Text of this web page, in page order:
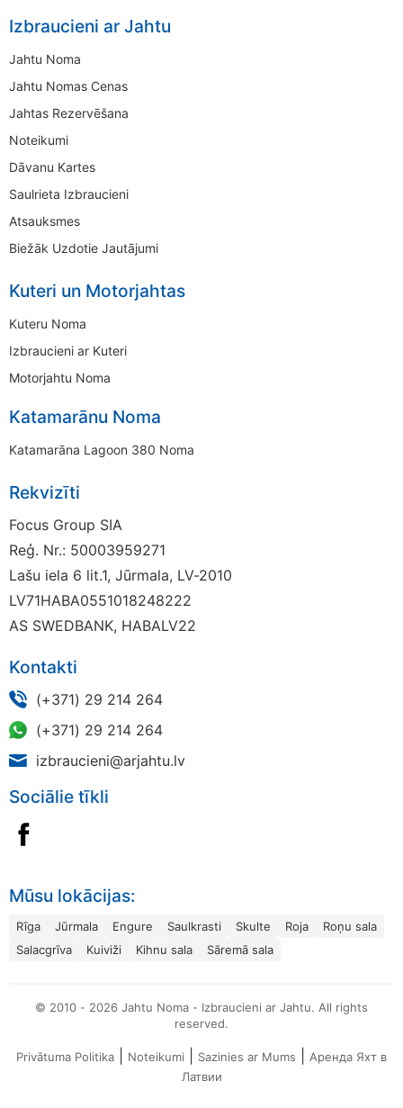
Izbraucieni ar Jahtu
Jahtu Noma
Jahtu Nomas Cenas
Jahtas Rezervēšana
Noteikumi
Dāvanu Kartes
Saulrieta Izbraucieni
Atsauksmes
Biežāk Uzdotie Jautājumi
Kuteri un Motorjahtas
Kuteru Noma
Izbraucieni ar Kuteri
Motorjahtu Noma
Katamarānu Noma
Katamarāna Lagoon 380 Noma
Rekvizīti
Focus Group SIA
Reģ. Nr.: 50003959271
Lašu iela 6 lit.1, Jūrmala, LV-2010
LV71HABA0551018248222
AS SWEDBANK, HABALV22
Kontakti
(+371) 29 214 264
(+371) 29 214 264
izbraucieni@arjahtu.lv
Sociālie tīkli
Mūsu lokācijas:
Rīga Jūrmala Engure Saulkrasti Skulte Roja
Roņu sala
Salacgrīva
Kuiviži Kihnu sala Sāremā sala
© 2010 - 2026 Jahtu Noma - Izbraucieni ar Jahtu. All rights
reserved.
Privātuma Politika Noteikumi Sazinies ar Mums
Аренда Яхт в
Латвии